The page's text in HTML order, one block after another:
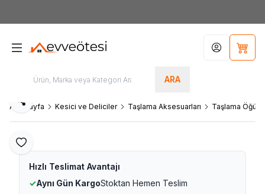
ARA
Hesabım
Ana Sayfa Kesici ve Deliciler Taşlama Aksesuarları Taşlama
Favoriye Ekle
Paylaş
Hızlı Teslimat Avantajı
✓Aynı Gün KargoStoktan Hemen Teslim